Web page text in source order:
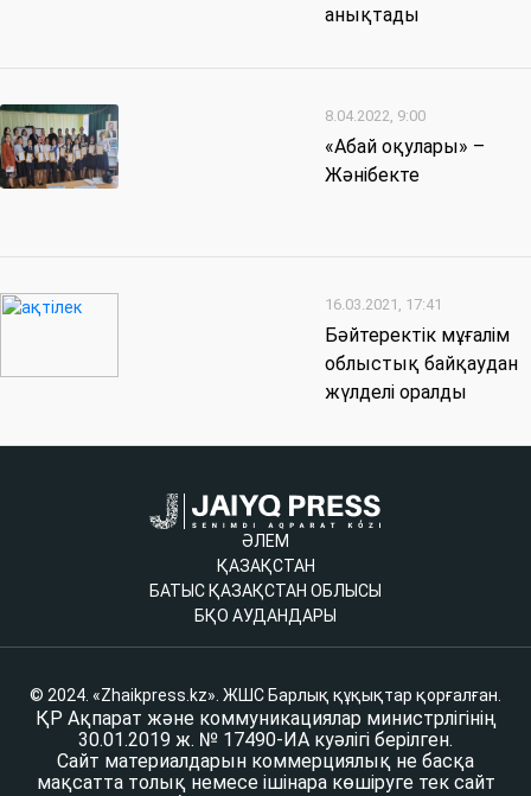
анықтады
8.04.2022, 9:00
«Абай оқулары» –
Жәнібекте
16.03.2021, 17:41
Бәйтеректік мұғалім
облыстық байқаудан
жүлделі оралды
ӘЛЕМ
ҚАЗАҚСТАН
БАТЫС ҚАЗАҚСТАН ОБЛЫСЫ
БҚО АУДАНДАРЫ
© 2024. «Zhaikpress.kz». ЖШС Барлық құқықтар қорғалған.
ҚР Ақпарат және коммуникациялар министрлігінің
30.01.2019 ж. № 17490-ИА куәлігі берілген.
Сайт материалдарын коммерциялық не басқа
мақсатта толық немесе ішінара көшіруге тек сайт